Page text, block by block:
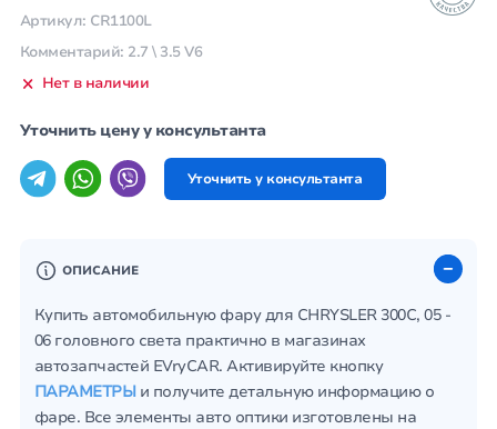
Артикул: CR1100L
Комментарий: 2.7 \ 3.5 V6
Нет в наличии
Уточнить цену у консультанта
Уточнить у консультанта
ОПИСАНИЕ
Купить автомобильную фару для CHRYSLER 300C, 05 -
06 головного света практично в магазинах
автозапчастей EVryCAR. Активируйте кнопку
ПАРАМЕТРЫи получите детальную информацию о
фаре. Все элементы авто оптики изготовлены на